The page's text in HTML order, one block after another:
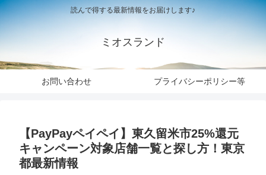
読んで得する最新情報をお届けします♪
ミオスランド
お問い合わせ プライバシーポリシー等
【PayPayペイペイ】東久留米市25%還元
キャンペーン対象店舗一覧と探し方！東京
都最新情報